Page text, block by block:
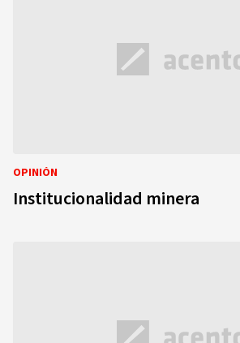
OPINIÓN
Institucionalidad minera